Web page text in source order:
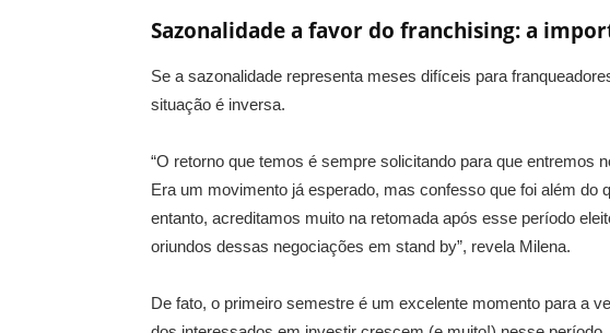
Sazonalidade a favor do franchising: a
Se a sazonalidade representa meses difíceis para
situação é inversa.
“O retorno que temos é sempre solicitando para que entremos
Era um movimento já esperado, mas confesso que foi além do
entanto, acreditamos muito na retomada após esse período
oriundos dessas negociações em stand by”, revela Milena.
De fato, o primeiro semestre é um excelente momento para a